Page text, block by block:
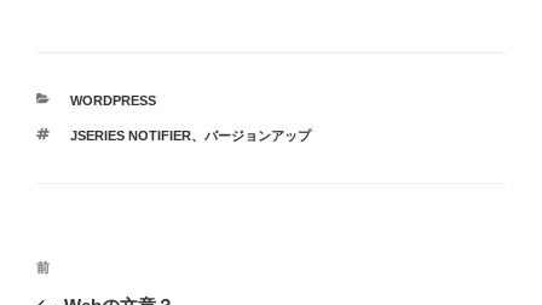
カ
ゴ
WORDPRESS
タ
JSERIES NOTIFIER、 バージョンアップ
投
前
の
前